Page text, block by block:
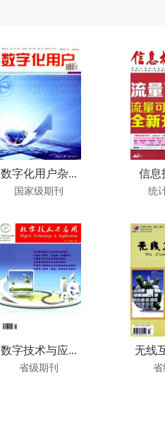
数字化用户杂...
国家级期刊
信息
统
数字技术与应...
省级期刊
无线
省